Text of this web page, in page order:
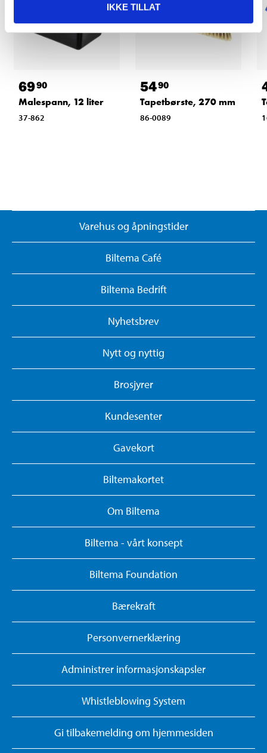
IKKE TILLAT
6990
Malespann, 12 liter
37-862
5490
Tapetbørste, 270 mm
86-0089
Varehus og åpningstider
Biltema Café
Biltema Bedrift
Nyhetsbrev
Nytt og nyttig
Brosjyrer
Kundesenter
Gavekort
Biltemakortet
Om Biltema
Biltema - vårt konsept
Biltema Foundation
Bærekraft
Personvernerklæring
Administrer informasjonskapsler
Whistleblowing System
Gi tilbakemelding om hjemmesiden